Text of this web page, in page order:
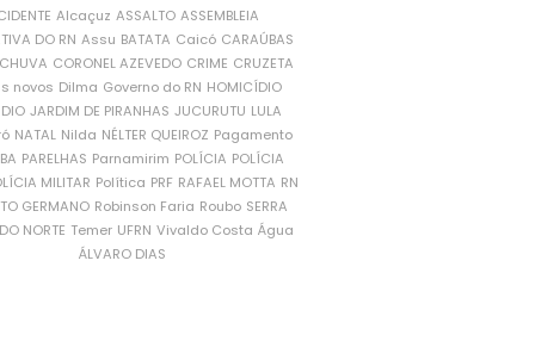
Alcaçuz ASSALTO ASSEMBLEIA
DO RN Assu BATATA Caicó CARAÚBAS
CORONEL AZEVEDO CRIME CRUZETA
novos Dilma Governo do RN HOMICÍDIO
JARDIM DE PIRANHAS JUCURUTU LULA
NATAL Nilda NÉLTER QUEIROZ Pagamento
PARELHAS Parnamirim POLÍCIA POLÍCIA
MILITAR Política PRF RAFAEL MOTTA RN
GERMANO Robinson Faria Roubo SERRA
NORTE Temer UFRN Vivaldo Costa Água
ÁLVARO DIAS